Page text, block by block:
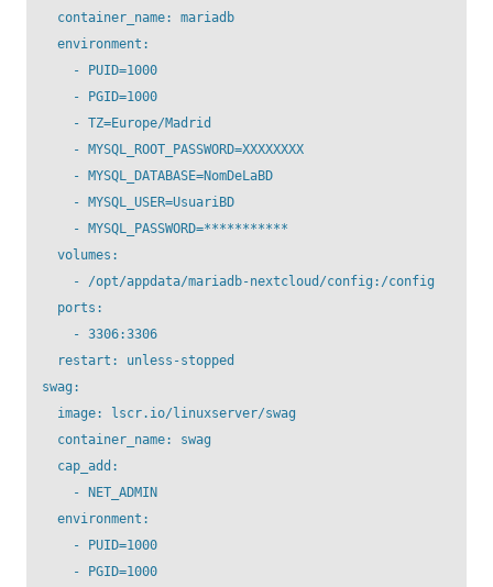
    container_name: mariadb
    environment:
      - PUID=1000
      - PGID=1000
      - TZ=Europe/Madrid
      - MYSQL_ROOT_PASSWORD=XXXXXXXX
      - MYSQL_DATABASE=NomDeLaBD
      - MYSQL_USER=UsuariBD
      - MYSQL_PASSWORD=***********
    volumes:
      - /opt/appdata/mariadb-nextcloud/config:/config
    ports:
      - 3306:3306
    restart: unless-stopped
  swag:
    image: lscr.io/linuxserver/swag
    container_name: swag
    cap_add:
      - NET_ADMIN
    environment:
      - PUID=1000
      - PGID=1000